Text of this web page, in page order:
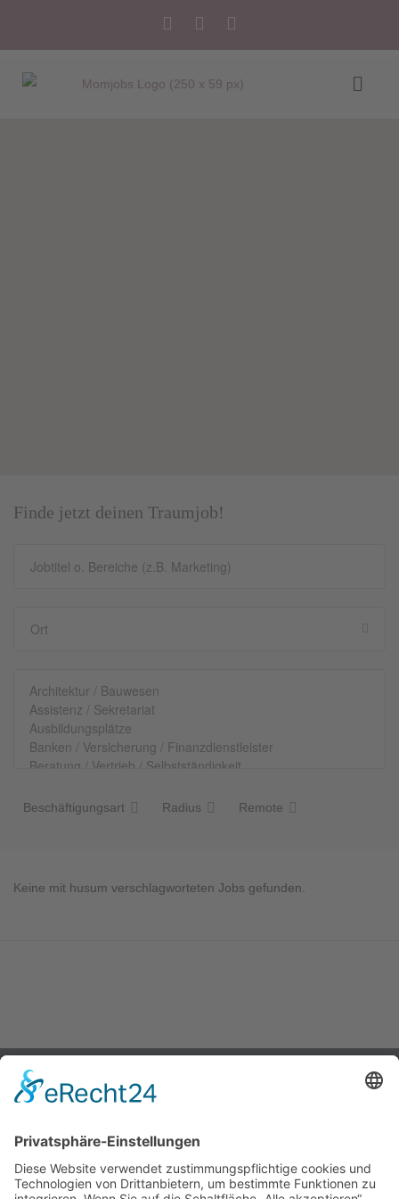
Finde jetzt deinen Traumjob!
Beschäftigungsart Radius Remote
Keine mit husum verschlagworteten Jobs gefunden.
Magazin
Kontakt